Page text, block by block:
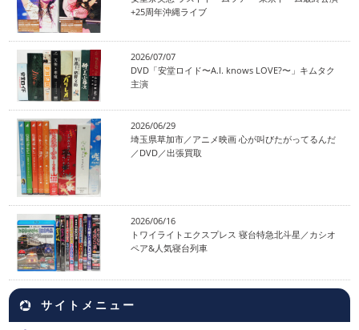
+25周年沖縄ライブ
2026/07/07
DVD「安堂ロイド〜A.I. knows LOVE?〜」キムタク
主演
2026/06/29
埼玉県草加市／アニメ映画 心が叫びたがってるんだ
／DVD／出張買取
2026/06/16
トワイライトエクスプレス 寝台特急北斗星／カシオ
ペア&人気寝台列車
サイトメニュー